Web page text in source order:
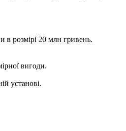
в розмірі 20 млн гривень.
вигоди.
установі.